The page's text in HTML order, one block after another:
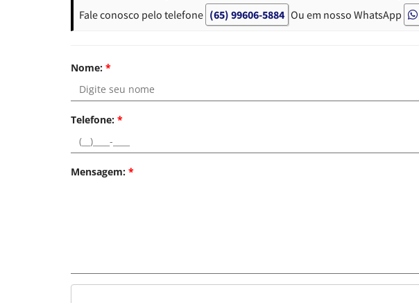
Fale conosco pelo telefone (65) 99606-5884 Ou em nosso WhatsApp
Nome: *
Telefone: *
Mensagem: *